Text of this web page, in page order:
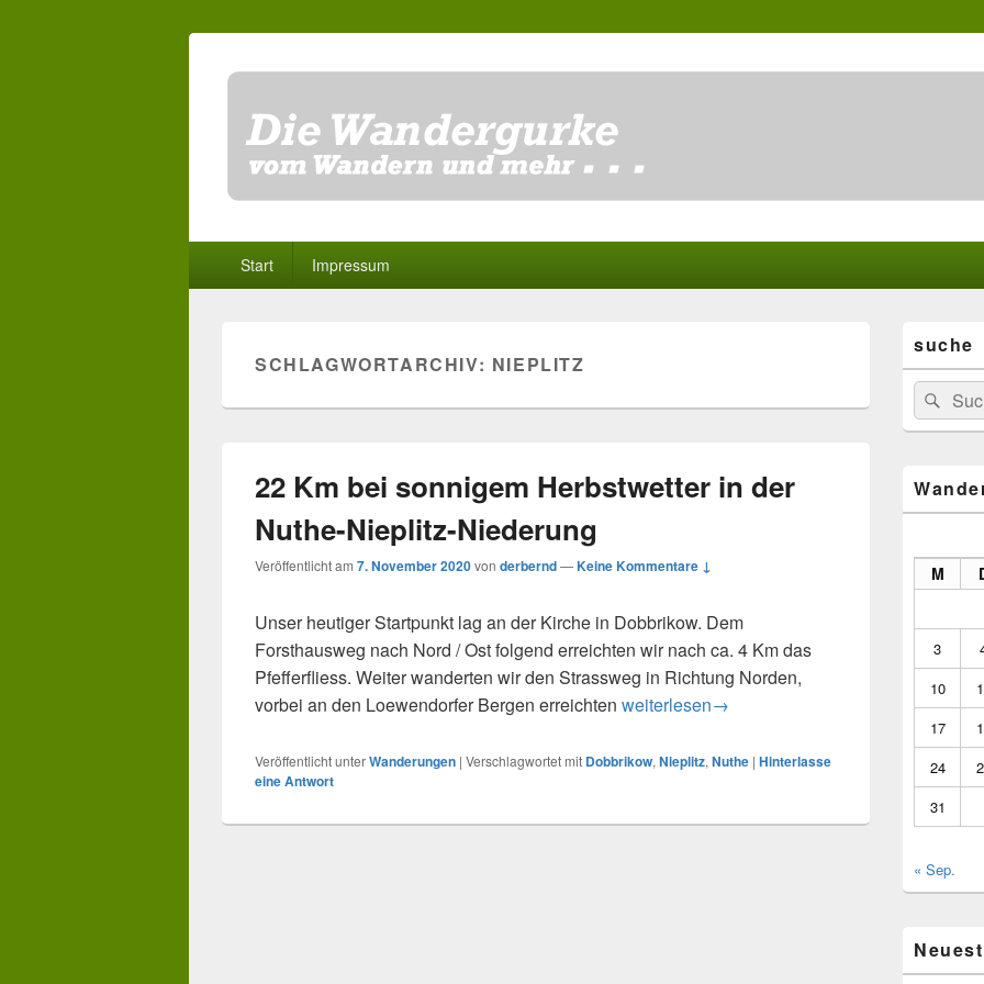
Start Impressum
SCHLAGWORTARCHIV: NIEPLITZ
22 Km bei sonnigem Herbstwetter in der
Nuthe-Nieplitz-Niederung
Veröffentlicht am 7. November 2020von derbernd—Keine Kommentare ↓
Unser heutiger Startpunkt lag an der Kirche in Dobbrikow. Dem
Forsthausweg nach Nord / Ost folgend erreichten wir nach ca. 4 Km das
Pfefferfliess. Weiter wanderten wir den Strassweg in Richtung Norden,
vorbei an den Loewendorfer Bergen erreichten 22 Km bei sonnigem Herbstwetter in der
weiterlesen→
Veröffentlicht unterWanderungen | Verschlagwortet mit Dobbrikow, Nieplitz, Nuthe | Hinterlasse
eine Antwort
Seitenleisten-
suche
Suchen
nach:
M
3
10
17
24
31
« Sep.